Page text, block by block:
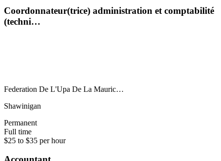
Coordonnateur(trice) administration et comptabilité
(techni…
Federation De L'Upa De La Mauric…
Shawinigan
Permanent
Full time
$25 to $35 per hour